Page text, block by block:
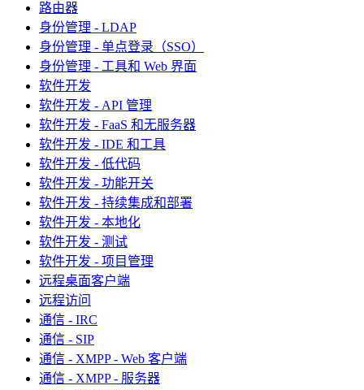
路由器
身份管理 - LDAP
身份管理 - 单点登录（SSO）
身份管理 - 工具和 Web 界面
软件开发
软件开发 - API 管理
软件开发 - FaaS 和无服务器
软件开发 - IDE 和工具
软件开发 - 低代码
软件开发 - 功能开关
软件开发 - 持续集成和部署
软件开发 - 本地化
软件开发 - 测试
软件开发 - 项目管理
远程桌面客户端
远程访问
通信 - IRC
通信 - SIP
通信 - XMPP - Web 客户端
通信 - XMPP - 服务器